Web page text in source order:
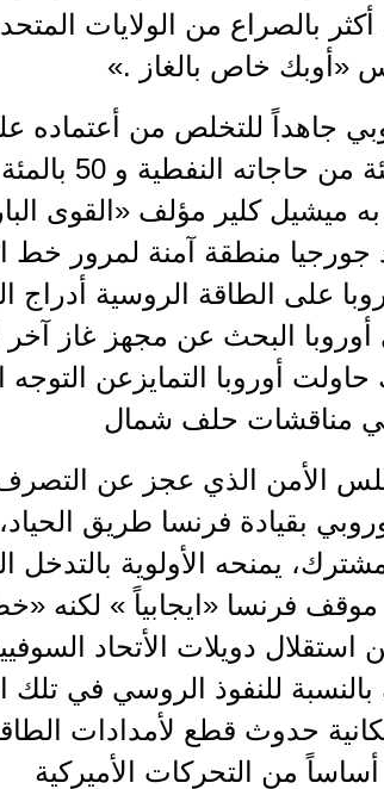
أكثر بالصراع من الولايات
«أوبك خاص بالغاز .»
جاهداً للتخلص من أعتماده
حيث يستورد
ميشيل كلير مؤلف «القوى
جورجيا منطقة آمنة لمرور
على الطاقة الروسية أدراج
البحث عن مجهز غاز آخر
حاولت أوروبا التمايزعن
في مناقشات حلف شمال
الأمن الذي عجز عن التصرف
بقيادة فرنسا طريق
يمنحه الأولوية بالتدخل
موقف فرنسا «ايجابياً » لكنه
استقلال دويلات الأتحاد
للنفوذ الروسي في تلك
حدوث قطع لأمدادات
أساساً من التحركات الأميركية